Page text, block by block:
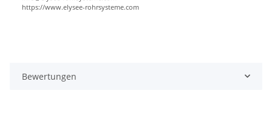
https://www.elysee-rohrsysteme.com
Bewertungen